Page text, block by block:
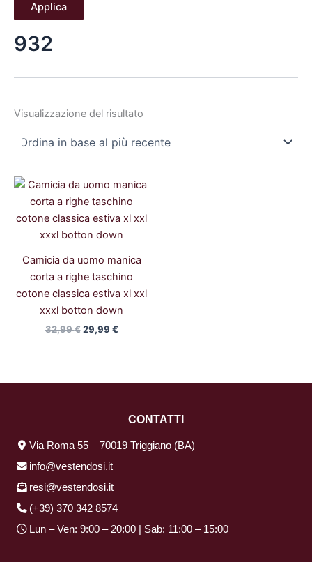
Applica
932
Visualizzazione del risultato
Camicia da uomo manica
corta a righe taschino
cotone classica estiva xl xxl
xxxl botton down
32,99€
Il
originale
era:
32,99 €.
29,99 €
Il
attuale
è:
CONTATTI
Via Roma 55 – 70019 Triggiano (BA)
info@vestendosi.it
resi@vestendosi.it
(+39) 370 342 8574
Lun – Ven: 9:00 – 20:00 | Sab: 11:00 – 15:00